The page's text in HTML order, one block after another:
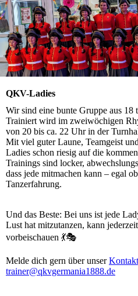
QKV-Ladies
Wir sind eine bunte Gruppe aus 18
Trainiert wird im zweiwöchigen
von 20 bis ca. 22 Uhr in der
Mit viel guter Laune, Teamgeist
Ladies schon riesig auf die
Trainings sind locker,
dass jede mitmachen kann – egal
Tanzerfahrung.
Und das Beste: Bei uns ist jede
Lust hat mitzutanzen, kann
vorbeischauen 💃🎭
Melde dich gern über unser
trainer@qkvgermania1888.de